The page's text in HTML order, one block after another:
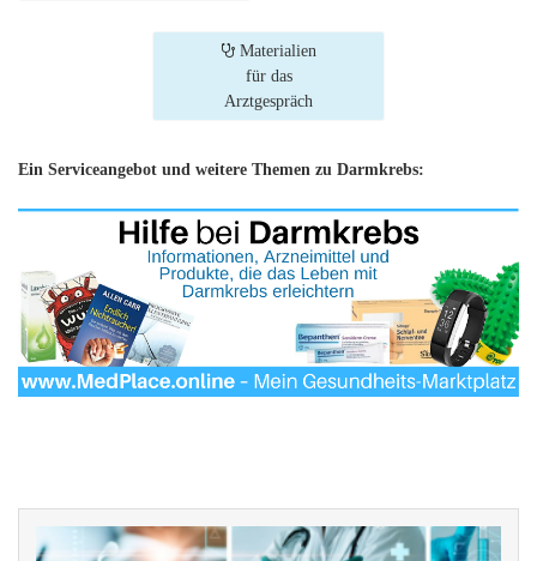
Materialien
für das
Arztgespräch
Ein Serviceangebot und weitere Themen zu Darmkrebs: